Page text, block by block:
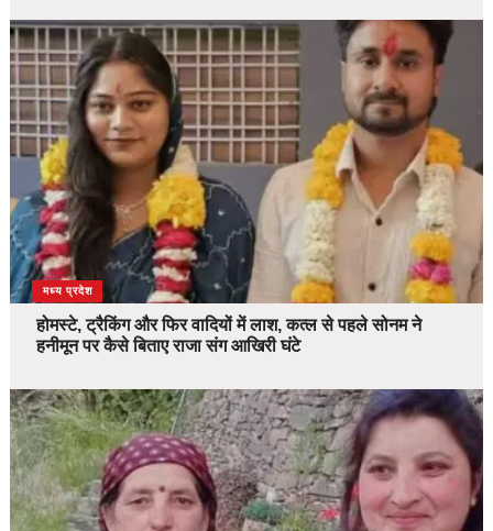
देश
मध्य प्रदेश
होमस्टे, ट्रैकिंग और फिर वादियों में लाश, कत्ल से पहले सोनम ने
हनीमून पर कैसे बिताए राजा संग आखिरी घंटे